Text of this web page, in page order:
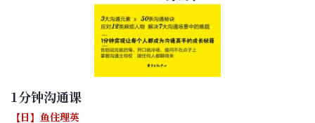
1分钟沟通课
【日】鱼住理英